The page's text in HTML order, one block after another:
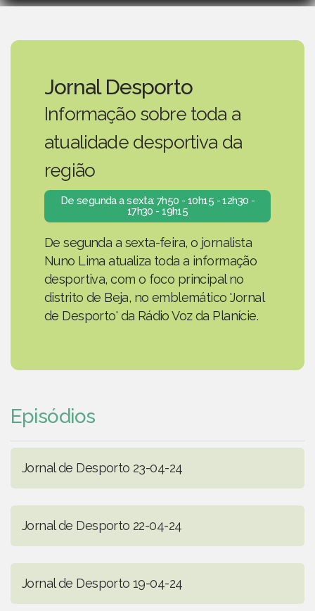
Jornal Desporto
Informação sobre toda a
atualidade desportiva da
região
De segunda a sexta: 7h50 - 10h15 - 12h30 -
17h30 - 19h15
De segunda a sexta-feira, o jornalista
Nuno Lima atualiza toda a informação
desportiva, com o foco principal no
distrito de Beja, no emblemático 'Jornal
de Desporto' da Rádio Voz da Planície.
Episódios
Jornal de Desporto 23-04-24
Jornal de Desporto 22-04-24
Jornal de Desporto 19-04-24